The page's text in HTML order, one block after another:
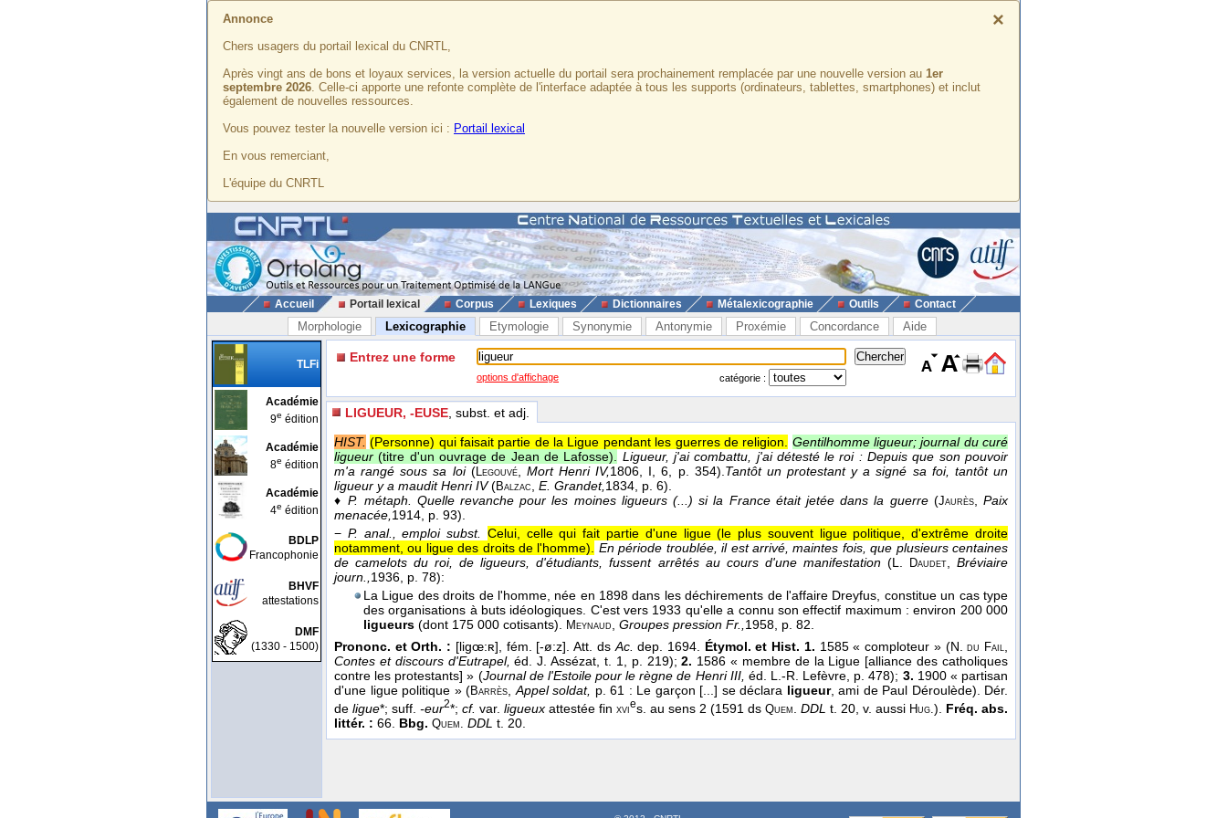
×
Annonce
Chers usagers du portail lexical du CNRTL,
Après vingt ans de bons et loyaux services, la version actuelle du portail sera prochainement remplacée par une nouvelle version au 1er
septembre 2026. Celle-ci apporte une refonte complète de l'interface adaptée à tous les supports (ordinateurs, tablettes, smartphones) et inclut
également de nouvelles ressources.
Vous pouvez tester la nouvelle version ici : Portail lexical
En vous remerciant,
L'équipe du CNRTL
Accueil Portail lexical Corpus Lexiques Dictionnaires Métalexicographie Outils Contact
Morphologie Lexicographie Etymologie Synonymie Antonymie Proxémie Concordance Aide
TLFi
Académie
9e édition
Académie
8e édition
Académie
4e édition
BDLP
Francophonie
BHVF
attestations
DMF
(1330 - 1500)
Entrez une forme
options d'affichage catégorie :
LIGUEUR, -EUSE , subst. et adj.
HIST. (Personne) qui faisait partie de la Ligue pendant les guerres de religion. Gentilhomme ligueur; journal du curé
ligueur(titre d'un ouvrage de Jean de Lafosse). Ligueur, j'ai combattu, j'ai détesté le roi : Depuis que son pouvoir
m'a rangé sous sa loi (Legouvé, Mort Henri IV,1806, I, 6, p. 354).Tantôt un protestant y a signé sa foi, tantôt un
ligueur y a maudit Henri IV(Balzac, E. Grandet,1834, p. 6).
♦P. métaph. Quelle revanche pour les moines ligueurs (...) si la France était jetée dans la guerre (Jaurès,Paix
menacée,1914, p. 93).
− P. anal., emploi subst. Celui, celle qui fait partie d'une ligue (le plus souvent ligue politique, d'extrême droite
notamment, ou ligue des droits de l'homme). En période troublée, il est arrivé, maintes fois, que plusieurs centaines
de camelots du roi, de ligueurs, d'étudiants, fussent arrêtés au cours d'une manifestation (L. Daudet,Bréviaire
journ.,1936, p. 78):
La Ligue des droits de l'homme, née en 1898 dans les déchirements de l'affaire Dreyfus, constitue un cas type
des organisations à buts idéologiques. C'est vers 1933 qu'elle a connu son effectif maximum : environ 200 000
ligueurs (dont 175 000 cotisants). Meynaud, Groupes pression Fr.,1958, p. 82.
Prononc. et Orth. : [ligœ:ʀ], fém. [-ø:z]. Att. dsAc.dep. 1694. Étymol. et Hist. 1. 1585 « comploteur » (N.du Fail,
Contes et discours d'Eutrapel,éd. J. Assézat, t. 1, p. 219);2. 1586 « membre de la Ligue [alliance des catholiques
contre les protestants] » (Journal de l'Estoile pour le règne de Henri III, éd. L.-R. Lefèvre, p. 478); 3. 1900 « partisan
d'une ligue politique » (Barrès,Appel soldat, p. 61 : Le garçon [...] se déclara ligueur, ami de Paul Déroulède). Dér.
de ligue*; suff. -eur2*; cf. var. ligueux attestée fin xvies. au sens 2 (1591 ds Quem DDL t. 20, v. aussi Hug.). Fréq. abs.
littér. : 66. Bbg. Quem. DDL t. 20.